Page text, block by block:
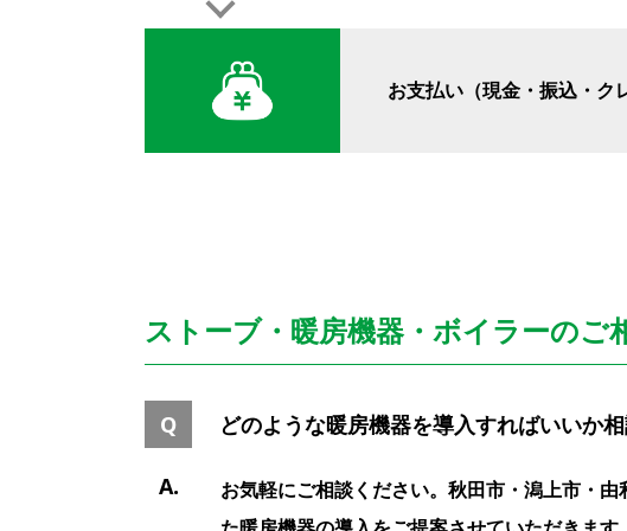
お支払い（現金・振込・ク
ストーブ・暖房機器・ボイラーのご
どのような暖房機器を導入すればいいか
お気軽にご相談ください。秋田市・潟上市・